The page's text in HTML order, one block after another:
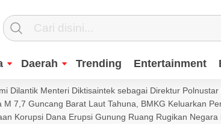
Daerah Trending Entertainment
Dilantik Menteri Diktisaintek sebagai Direktur
M 7,7 Guncang Barat Laut Tahuna, BMKG Keluarkan
Korupsi Dana Erupsi Gunung Ruang Rugikan Negara